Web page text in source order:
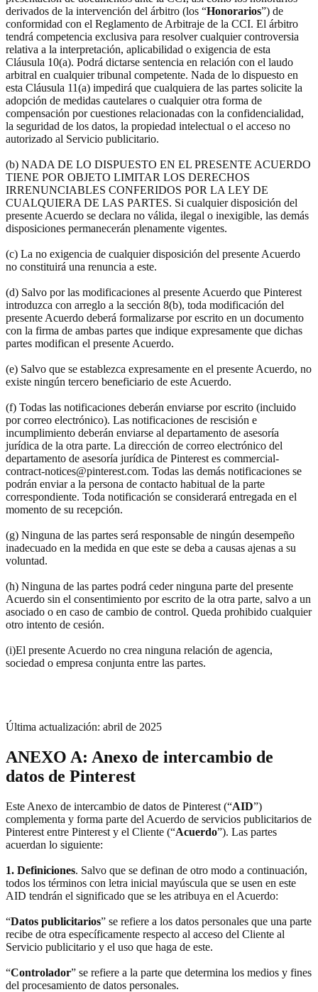
derivados de la intervención del árbitro (los “Honorarios”) de
conformidad con el Reglamento de Arbitraje de la CCI. El árbitro
tendrá competencia exclusiva para resolver cualquier controversia
relativa a la interpretación, aplicabilidad o exigencia de esta
Cláusula 10(a). Podrá dictarse sentencia en relación con el laudo
arbitral en cualquier tribunal competente. Nada de lo dispuesto en
esta Cláusula 11(a) impedirá que cualquiera de las partes solicite la
adopción de medidas cautelares o cualquier otra forma de
compensación por cuestiones relacionadas con la confidencialidad,
la seguridad de los datos, la propiedad intelectual o el acceso no
autorizado al Servicio publicitario.
(b) NADA DE LO DISPUESTO EN EL PRESENTE ACUERDO
TIENE POR OBJETO LIMITAR LOS DERECHOS
IRRENUNCIABLES CONFERIDOS POR LA LEY DE
CUALQUIERA DE LAS PARTES. Si cualquier disposición del
presente Acuerdo se declara no válida, ilegal o inexigible, las demás
disposiciones permanecerán plenamente vigentes.
(c) La no exigencia de cualquier disposición del presente Acuerdo
no constituirá una renuncia a este.
(d) Salvo por las modificaciones al presente Acuerdo que Pinterest
introduzca con arreglo a la sección 8(b), toda modificación del
presente Acuerdo deberá formalizarse por escrito en un documento
con la firma de ambas partes que indique expresamente que dichas
partes modifican el presente Acuerdo.
(e) Salvo que se establezca expresamente en el presente Acuerdo, no
existe ningún tercero beneficiario de este Acuerdo.
(f) Todas las notificaciones deberán enviarse por escrito (incluido
por correo electrónico). Las notificaciones de rescisión e
incumplimiento deberán enviarse al departamento de asesoría
jurídica de la otra parte. La dirección de correo electrónico del
departamento de asesoría jurídica de Pinterest es commercial-
contract-notices@pinterest.com. Todas las demás notificaciones se
podrán enviar a la persona de contacto habitual de la parte
correspondiente. Toda notificación se considerará entregada en el
momento de su recepción.
(g) Ninguna de las partes será responsable de ningún desempeño
inadecuado en la medida en que este se deba a causas ajenas a su
voluntad.
(h) Ninguna de las partes podrá ceder ninguna parte del presente
Acuerdo sin el consentimiento por escrito de la otra parte, salvo a un
asociado o en caso de cambio de control. Queda prohibido cualquier
otro intento de cesión.
(i)El presente Acuerdo no crea ninguna relación de agencia,
sociedad o empresa conjunta entre las partes.
Última actualización: abril de 2025
ANEXO A: Anexo de intercambio de
datos de Pinterest
Este Anexo de intercambio de datos de Pinterest (“AID”)
complementa y forma parte del Acuerdo de servicios publicitarios de
Pinterest entre Pinterest y el Cliente (“Acuerdo”). Las partes
acuerdan lo siguiente:
1. Definiciones. Salvo que se definan de otro modo a continuación,
todos los términos con letra inicial mayúscula que se usen en este
AID tendrán el significado que se les atribuya en el Acuerdo:
“Datos publicitarios” se refiere a los datos personales que una parte
recibe de otra específicamente respecto al acceso del Cliente al
Servicio publicitario y el uso que haga de este.
“Controlador” se refiere a la parte que determina los medios y fines
del procesamiento de datos personales.